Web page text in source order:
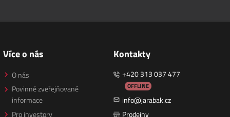
Více o nás
O nás
Povinně zveřejňované
informace
Pro investory
Kontakty
+420 313 037 477
OFFLINE
info@jarabak.cz
Prodejny